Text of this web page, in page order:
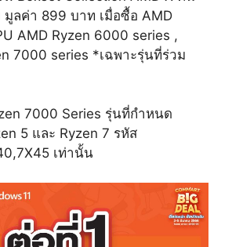
มูลค่า 899 บาท เมื่อซื้อ AMD
AMD Ryzen 6000 series ,
7000 series *เฉพาะรุ่นที่ร่วม
7000 Series รุ่นที่กำหนด
5 และ Ryzen 7 รหัส
เท่านั้น